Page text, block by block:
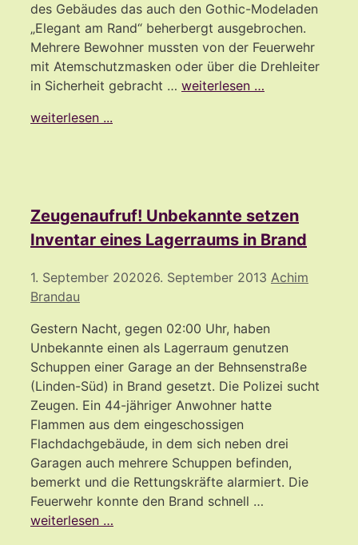
des Gebäudes das auch den Gothic-Modeladen
„Elegant am Rand“ beherbergt ausgebrochen.
Mehrere Bewohner mussten von der Feuerwehr
mit Atemschutzmasken oder über die Drehleiter
in Sicherheit gebracht … weiterlesen …
weiterlesen ...
Zeugenaufruf! Unbekannte setzen
Inventar eines Lagerraums in Brand
1. September 202026. September 2013 Achim
Brandau
Gestern Nacht, gegen 02:00 Uhr, haben
Unbekannte einen als Lagerraum genutzen
Schuppen einer Garage an der Behnsenstraße
(Linden-Süd) in Brand gesetzt. Die Polizei sucht
Zeugen. Ein 44-jähriger Anwohner hatte
Flammen aus dem eingeschossigen
Flachdachgebäude, in dem sich neben drei
Garagen auch mehrere Schuppen befinden,
bemerkt und die Rettungskräfte alarmiert. Die
Feuerwehr konnte den Brand schnell …
weiterlesen …